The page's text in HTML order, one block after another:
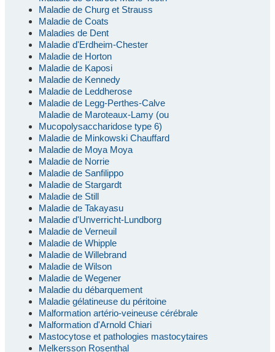
Maladie de Churg et Strauss
Maladie de Coats
Maladies de Dent
Maladie d'Erdheim-Chester
Maladie de Horton
Maladie de Kaposi
Maladie de Kennedy
Maladie de Leddherose
Maladie de Legg-Perthes-Calve
Maladie de Maroteaux-Lamy (ou
Mucopolysaccharidose type 6)
Maladie de Minkowski Chauffard
Maladie de Moya Moya
Maladie de Norrie
Maladie de Sanfilippo
Maladie de Stargardt
Maladie de Still
Maladie de Takayasu
Maladie d'Unverricht-Lundborg
Maladie de Verneuil
Maladie de Whipple
Maladie de Willebrand
Maladie de Wilson
Maladie de Wegener
Maladie du débarquement
Maladie gélatineuse du péritoine
Malformation artério-veineuse cérébrale
Malformation d'Arnold Chiari
Mastocytose et pathologies mastocytaires
Melkersson Rosenthal